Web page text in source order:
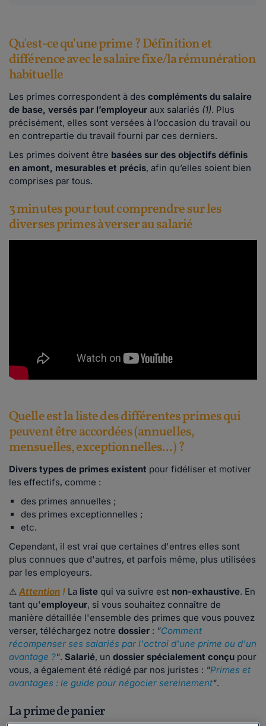
Qu'est-ce qu'une prime ? Définition et
différence avec le salaire fixe/la rémunération
habituelle
Les primes correspondent à des compléments du salaire
de base, versés par l’employeur aux salariés (1). Plus
précisément, elles sont versées à l’occasion du travail ou
en contrepartie du travail fourni par ces derniers.
Les primes doivent être basées sur des objectifs définis
en amont, mesurables et précis, afin qu’elles soient bien
comprises par tous.
3 minutes pour tout comprendre sur les
diverses primes à verser au salarié
Quelle est la liste des différentes primes qui
peuvent être accordées (annuelles,
mensuelles, exceptionnelles...) ?
Divers types de primes existent pour fidéliser et motiver
les effectifs, comme :
des primes annuelles ;
des primes exceptionnelles ;
etc.
Cependant, il est vrai que certaines d'entres elles sont
plus connues que d'autres, et parfois même, plus utilisées
par les employeurs.
⚠ Attention ! La liste qui va suivre est non-exhaustive. En
tant qu'employeur, si vous souhaitez connaître de
manière détaillée l'ensemble des primes que vous pouvez
verser, téléchargez notre dossier : "Comment
récompenser ses salariés par l'octroi d'une prime ou d'un
avantage ?". Salarié, un dossier spécialement conçu pour
vous, a également été rédigé par nos juristes : "Primes et
avantages : le guide pour négocier sereinement".
La prime de panier